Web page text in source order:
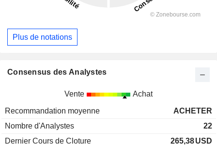
Plus de notations
Consensus des Analystes
Vente Achat
Recommandation moyenne
ACHETER
Nombre d'Analystes
22
Dernier Cours de Cloture
265,38USD